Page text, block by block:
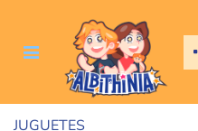
JUGUETES